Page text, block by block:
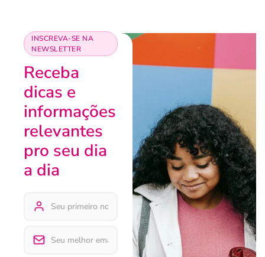
INSCREVA-SE NA
NEWSLETTER
Receba
dicas e
informações
relevantes
pro seu dia
a dia